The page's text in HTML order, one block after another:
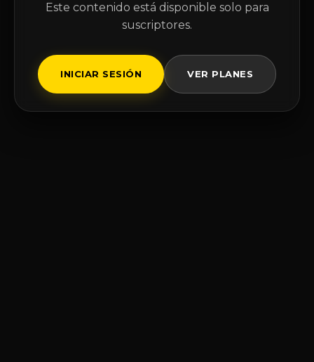
Este contenido está disponible solo para
suscriptores.
INICIAR SESIÓN VER PLANES